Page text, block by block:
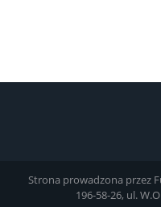
Strona prowadzona przez
196-58-26, ul.